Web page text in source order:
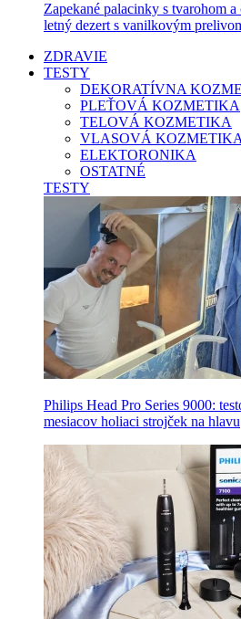
Zapekané palacinky s tvarohom
letný dezert s vanilkovým
ZDRAVIE
TESTY
DEKORATÍVNA
PLEŤOVÁ KOZMETIKA
TELOVÁ KOZMETIKA
VLASOVÁ KOZMETIKA
ELEKTORONIKA
OSTATNÉ
TESTY
Philips Head Pro Series 9000:
mesiacov holiaci strojček na hlavu